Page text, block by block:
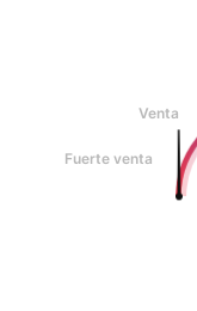
Venta
Fuerte venta